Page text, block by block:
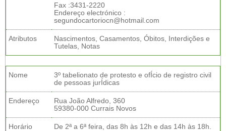
Fax :3431-2220
Endereço electrónico :
segundocartoriocn@hotmail.com
Atributos
Nascimentos, Casamentos, Óbitos, Interdições e
Tutelas, Notas
Nome
3º tabelionato de protesto e ofÍcio de registro civil
de pessoas jurÍdicas
Endereço
Rua João Alfredo, 360
59380-000 Currais Novos
Horário De 2ª a 6ª feira, das 8h às 12h e das 14h às 18h.